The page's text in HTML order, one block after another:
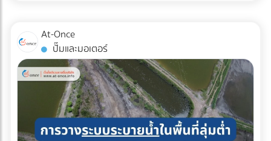
ความเสี่ยงที่คุ้มค่า: ลดอัตราของเสีย (Zero False Reject):
ป้องกันปัญหาสินค้าไม่ได้สเปก (Out of Spec) เมื่อมาถึงโรงงาน
ซึ่งหากสีหรือกลิ่นเพี้ยนไป ฝ่าย QA/QC จะต้องตีกลับสินค้าทั้ง
แบตช์ ทำให้เสียทั้งเงินและเวลา ความเสถียรของผลิตภัณฑ์
(Product Consistency): การใช้วัตถุดิบที่คุณภาพคงที่ ช่วยให้
โรงงานควบคุมมาตรฐานของสินค้าสำเร็จรูป (End-product) ได้
ง่ายขึ้น ไม่ว่าจะเป็นเครื่องดื่มบรรจุขวด หรือเบเกอรี่ สีและรสชาติ
จะเหมือนเดิมทุกรอบการผลิต ยืดอายุการจัดเก็บ (Extended
เหมาคันสำหรับทริปต่อไปอยู่หรือเปล่า? เปรียบเทียบราคาและ
ค้นหาบริษัทให้ เช่ารถบัสนิติบุคคล ที่เชื่อถือได้ ออกใบกำกับภาษี
ได้ 100% บนแพลตฟอร์ม At-Once ได้เลย
มาใช้ระบบรถลำเลียงอัตโนมัติ (AGV) การนำรถลำเลียงสินค้า
อัตโนมัติ (AGV) เข้ามาใช้วิ่งส่งของในคลังสินค้าช่วยลดแรงงาน
ได้มหาศาล แต่เนื่องจากหุ่นยนต์ประเภทนี้มีการเคลื่อนที่ตลอด
เวลา การเตรียมพื้นที่จึงต้องรัดกุมเป็นพิเศษ: เคลียร์สิ่งกีดขวาง
และทำพื้นผิวให้เรียบ: ระบบนำทาง AGV ไม่ว่าจะเป็นแบบแถบแม่
เหล็กหรือระบบนำทางด้วยเลเซอร์ (LiDAR) จะทำงานได้ดีที่สุดบน
พื้นผิวที่เรียบ ไม่มีหลุมบ่อ และไม่มีเศษขยะบดบังเซนเซอร์ที่ตัวรถ
At-Once
ปั๊มและมอเตอร์